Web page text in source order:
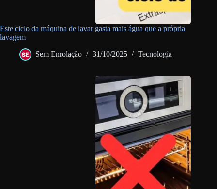
Este ciclo da máquina de lavar gasta mais água que a própria
lavagem
Sem Enrolação 31/10/2025 Tecnologia